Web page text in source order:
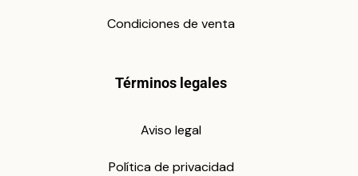
Condiciones de venta
Términos legales
Aviso legal
Política de privacidad